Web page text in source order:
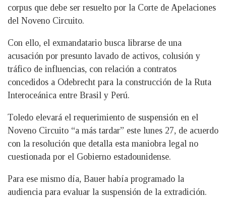
corpus que debe ser resuelto por la Corte de Apelaciones
del Noveno Circuito.
Con ello, el exmandatario busca librarse de una
acusación por presunto lavado de activos, colusión y
tráfico de influencias, con relación a contratos
concedidos a Odebrecht para la construcción de la Ruta
Interoceánica entre Brasil y Perú.
Toledo elevará el requerimiento de suspensión en el
Noveno Circuito “a más tardar” este lunes 27, de acuerdo
con la resolución que detalla esta maniobra legal no
cuestionada por el Gobierno estadounidense.
Para ese mismo día, Bauer había programado la
audiencia para evaluar la suspensión de la extradición.